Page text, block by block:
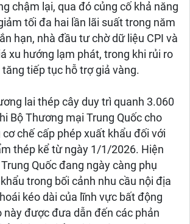
chậm lại, qua đó củng cố khả năng
tối đa hai lần lãi suất trong năm
hạn, nhà đầu tư chờ dữ liệu CPI và
xu hướng lạm phát, trong khi rủi ro
tiếp tục hỗ trợ giả vàng.
lai thép cây duy trì quanh 3.060
Bộ Thương mại Trung Quốc cho
cơ chế cấp phép xuất khẩu đối với
thép kể từ ngày 1/1/2026. Hiện
Quốc đang ngày càng phụ
trong bối cảnh nhu cầu nội địa
kéo dài của lĩnh vực bất động
này được đưa dẫn đến các phản